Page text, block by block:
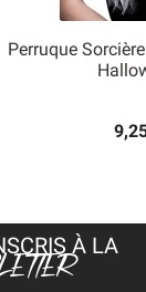
Perruque
À LA